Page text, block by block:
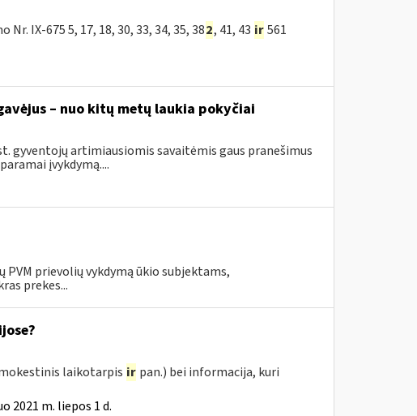
IX-675 5, 17, 18, 30, 33, 34, 35, 382, 41, 43 ir 561
– nuo kitų metų laukia pokyčiai
gyventojų artimiausiomis savaitėmis gaus pranešimus
įvykdymą....
prievolių vykdymą ūkio subjektams,
prekes...
laikotarpis ir pan.) bei informacija, kuri
2021 m. liepos 1 d.